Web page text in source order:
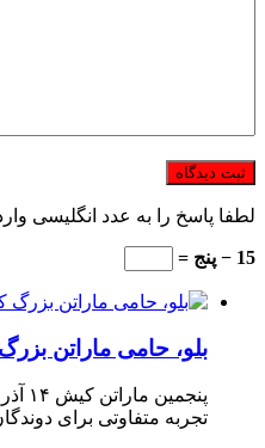
لطفا پاسخ را به عدد انگلیسی
15 − پنج =
بلو، حامی ماراتن
تجربه متفاوتی برای